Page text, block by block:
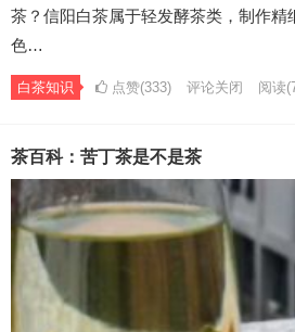
茶？信阳白茶属于轻发酵茶类，制作精
色…
白茶知识 点赞(333) 评论关闭 阅读
茶百科：苦丁茶是不是茶